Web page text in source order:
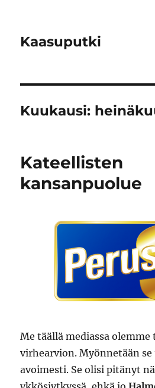
Kaasuputki
Kuukausi:
Kateellisten
kansanpuolue
Me täällä mediassa
virhearvion. Myönnetään se
avoimesti. Se olisi pitänyt